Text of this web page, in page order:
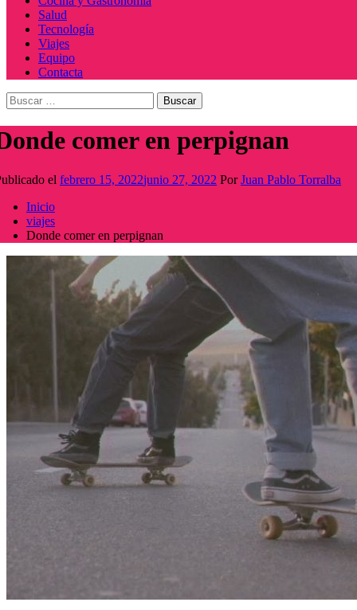
Salud
Tecnología
Viajes
Equipo
Contacta
Buscar:
comer en perpignan
el febrero 15, 2022junio 27, 2022 PorJuan Pablo Torralba
Inicio
viajes
Donde comer en perpignan